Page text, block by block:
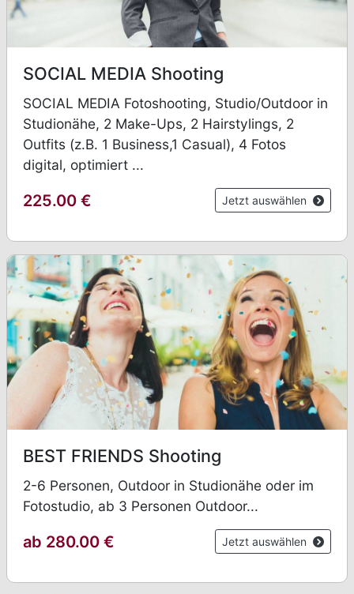
SOCIAL MEDIA Shooting
SOCIAL MEDIA Fotoshooting, Studio/Outdoor in
Studionähe, 2 Make-Ups, 2 Hairstylings, 2
Outfits (z.B. 1 Business,1 Casual), 4 Fotos
digital, optimiert ...
225.00 € Jetzt auswählen
BEST FRIENDS Shooting
2-6 Personen, Outdoor in Studionähe oder im
Fotostudio, ab 3 Personen Outdoor...
ab 280.00 € Jetzt auswählen